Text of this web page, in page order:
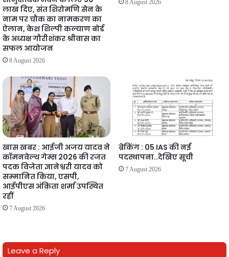
लाख दिए, संत शिरोमणि सेन के
नाम पर चौक का नामकरण का
ऐलान, केश शिल्पी कल्याण बोर्ड
के अध्यक्ष गौरीशंकर श्रीवास का
सफल आयोजन
8 August 2026
8 August 2026
खास खबर : आईजी अजय यादव ने
कॉमनवेल्थ गेम्स 2026 की रजत
पदक विजेता ज्ञानेश्वरी यादव को
सम्मानित किया, एसपी,
आईपीएस अंकिता शर्मा उपस्थित
रहीं
7 August 2026
ब्रेकिंग : 05 IAS की नई
पदस्थापना..देखिए सूची
7 August 2026
Leave a Reply